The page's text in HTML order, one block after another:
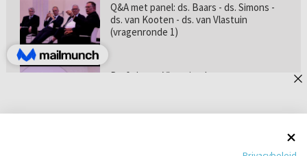
Q&A met panel: ds. Baars - ds. Simons -
ds. van Kooten - ds. van Vlastuin
(vragenronde 1)
Prof. dr. van Vlastuin - Is